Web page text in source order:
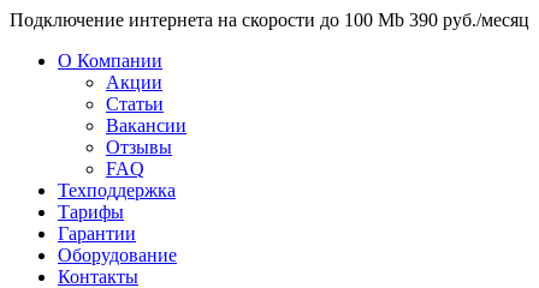
Подключение интернета на скорости до 100 Mb 390 руб./месяц
О Компании
Акции
Статьи
Вакансии
Отзывы
FAQ
Техподдержка
Тарифы
Гарантии
Оборудование
Контакты